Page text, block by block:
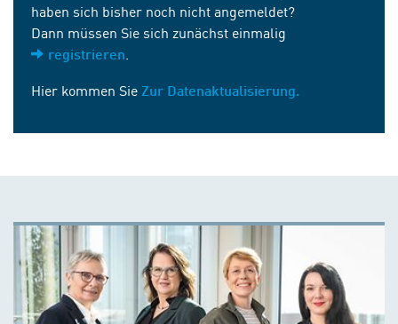
haben sich bisher noch nicht angemeldet?
Dann müssen Sie sich zunächst einmalig
registrieren
Hier kommen Sie Zur Datenaktualisierung.